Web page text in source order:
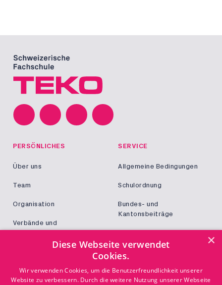
PERSÖNLICHES
Über uns
Team
Organisation
Verbände und
SERVICE
Allgemeine Bedingungen
Schulordnung
Bundes- und
Kantonsbeiträge
KONTAKT
×
Diese Webseite verwendet
Cookies.
Wir verwenden Cookies, um die Benutzerfreundlichkeit unserer
Website zu verbessern. Durch die weitere Nutzung unserer Webseite